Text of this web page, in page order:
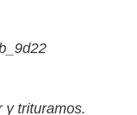
y trituramos.